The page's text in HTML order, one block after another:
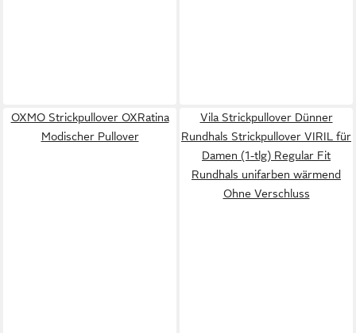
OXMO Strickpullover OXRatina
Modischer Pullover
Vila Strickpullover Dünner
Rundhals Strickpullover VIRIL für
Damen (1-tlg) Regular Fit
Rundhals unifarben wärmend
Ohne Verschluss